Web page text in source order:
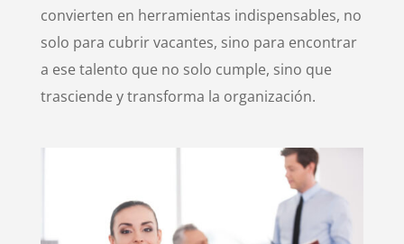
convierten en herramientas indispensables, no
solo para cubrir vacantes, sino para encontrar
a ese talento que no solo cumple, sino que
trasciende y transforma la organización.